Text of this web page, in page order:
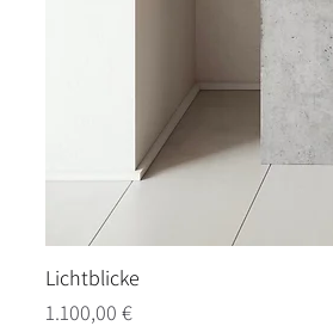
Lichtblicke
Preis
1.100,00 €